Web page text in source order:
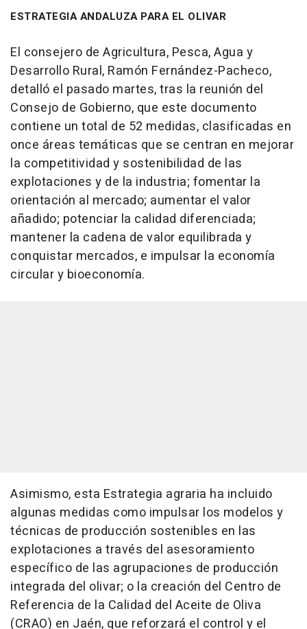
ESTRATEGIA ANDALUZA PARA EL OLIVAR
El consejero de Agricultura, Pesca, Agua y
Desarrollo Rural, Ramón Fernández-Pacheco,
detalló el pasado martes, tras la reunión del
Consejo de Gobierno, que este documento
contiene un total de 52 medidas, clasificadas en
once áreas temáticas que se centran en mejorar
la competitividad y sostenibilidad de las
explotaciones y de la industria; fomentar la
orientación al mercado; aumentar el valor
añadido; potenciar la calidad diferenciada;
mantener la cadena de valor equilibrada y
conquistar mercados, e impulsar la economía
circular y bioeconomía.
Asimismo, esta Estrategia agraria ha incluido
algunas medidas como impulsar los modelos y
técnicas de producción sostenibles en las
explotaciones a través del asesoramiento
específico de las agrupaciones de producción
integrada del olivar; o la creación del Centro de
Referencia de la Calidad del Aceite de Oliva
(CRAO) en Jaén, que reforzará el control y el